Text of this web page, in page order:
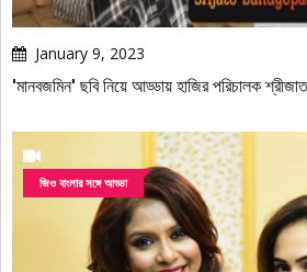
January 9, 2023
'মানবজমিন' ছবি নিয়ে আড্ডায় হাজির পরিচালক
জিও বাংলার সঙ্গে আড্ডা